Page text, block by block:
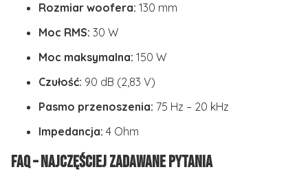
Rozmiar woofera: 130 mm
Moc RMS: 30 W
Moc maksymalna: 150 W
Czułość: 90 dB (2,83 V)
Pasmo przenoszenia: 75 Hz – 20 kHz
Impedancja: 4 Ohm
FAQ – Najczęściej zadawane pytania